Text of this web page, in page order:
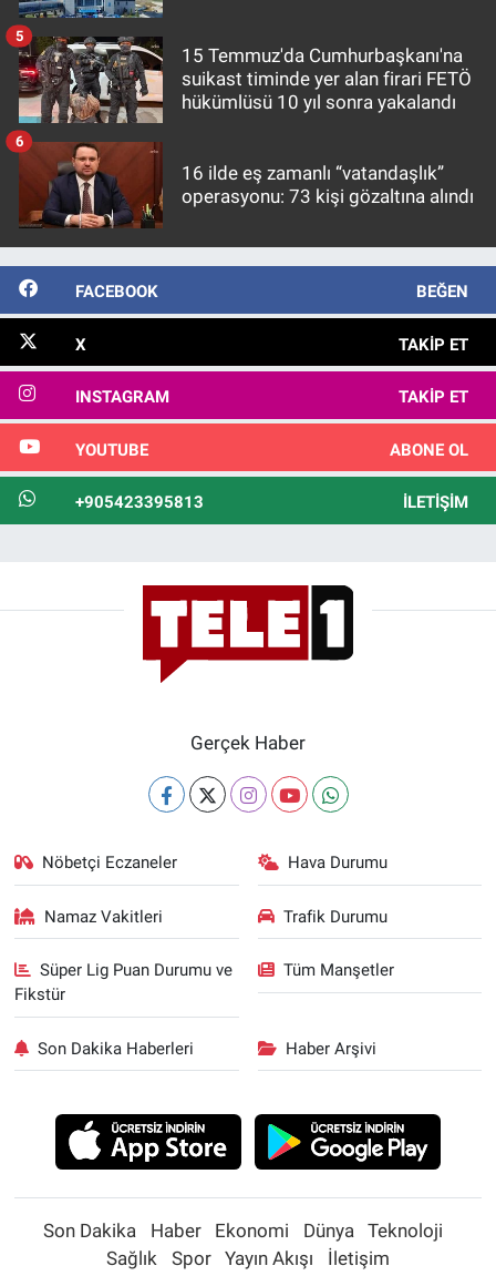
15 Temmuz'da Cumhurbaşkanı'na
suikast timinde yer alan firari FETÖ
hükümlüsü 10 yıl sonra yakalandı
5
16 ilde eş zamanlı “vatandaşlık”
operasyonu: 73 kişi gözaltına alındı
6
FACEBOOK BEĞEN
X TAKIP ET
INSTAGRAM TAKIP ET
YOUTUBE ABONE OL
+905423395813 İLETIŞIM
Gerçek Haber
Nöbetçi Eczaneler Hava Durumu
Namaz Vakitleri Trafik Durumu
Süper Lig Puan Durumu ve
Fikstür
Tüm Manşetler
Son Dakika Haberleri Haber Arşivi
Son Dakika Haber Ekonomi Dünya
Teknoloji
Sağlık
Spor Yayın Akışı İletişim